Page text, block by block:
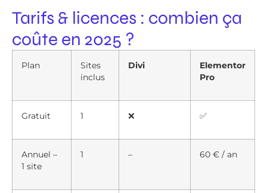
Tarifs & licences : combien ça
coûte en 2025 ?
Plan
Sites
inclus
Divi
Elementor
Pro
Gratuit 1 ❌ ✅
Annuel –
1 site
1 – 60 € / an